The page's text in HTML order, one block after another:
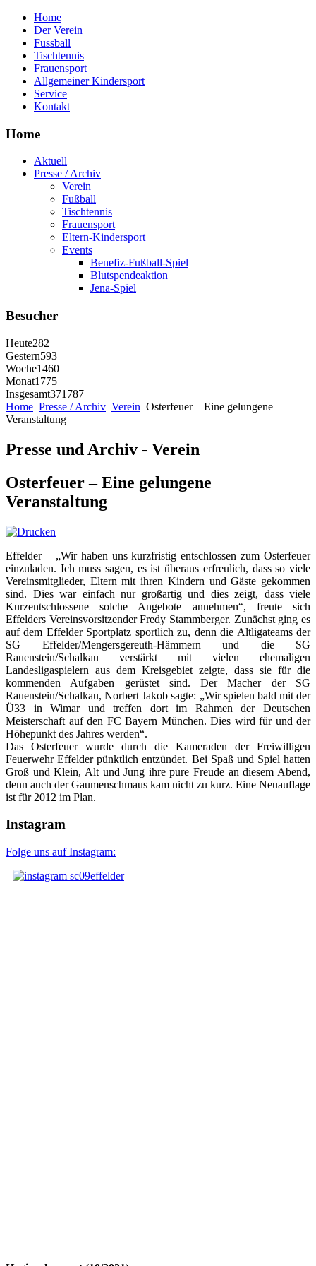
Home
Der Verein
Fussball
Tischtennis
Frauensport
Allgemeiner Kindersport
Service
Kontakt
Home
Aktuell
Presse / Archiv
Verein
Fußball
Tischtennis
Frauensport
Eltern-Kindersport
Events
Benefiz-Fußball-Spiel
Blutspendeaktion
Jena-Spiel
Besucher
Heute282
Gestern593
Woche1460
Monat1775
Insgesamt371787
Home Presse / Archiv Verein Osterfeuer – Eine gelungene
Veranstaltung
Presse und Archiv - Verein
Osterfeuer – Eine gelungene
Veranstaltung
Effelder – „Wir haben uns kurzfristig entschlossen zum Osterfeuer
einzuladen. Ich muss sagen, es ist überaus erfreulich, dass so viele
Vereinsmitglieder, Eltern mit ihren Kindern und Gäste gekommen
sind. Dies war einfach nur großartig und dies zeigt, dass viele
Kurzentschlossene solche Angebote annehmen“, freute sich
Effelders Vereinsvorsitzender Fredy Stammberger. Zunächst ging es
auf dem Effelder Sportplatz sportlich zu, denn die Altligateams der
SG Effelder/Mengersgereuth-Hämmern und die SG
Rauenstein/Schalkau verstärkt mit vielen ehemaligen
Landesligaspielern aus dem Kreisgebiet zeigte, dass sie für die
kommenden Aufgaben gerüstet sind. Der Macher der SG
Rauenstein/Schalkau, Norbert Jakob sagte: „Wir spielen bald mit der
Ü33 in Wimar und treffen dort im Rahmen der Deutschen
Meisterschaft auf den FC Bayern München. Dies wird für und der
Höhepunkt des Jahres werden“.
Das Osterfeuer wurde durch die Kameraden der Freiwilligen
Feuerwehr Effelder pünktlich entzündet. Bei Spaß und Spiel hatten
Groß und Klein, Alt und Jung ihre pure Freude an diesem Abend,
denn auch der Gaumenschmaus kam nicht zu kurz. Eine Neuauflage
ist für 2012 im Plan.
Instagram
Folge uns auf Instagram: